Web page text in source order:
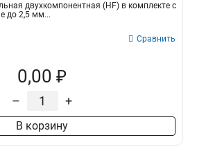
двухкомпонентная (HF) в комплекте с
до 2,5 мм...
Сравнить
0,00 ₽
– +
В корзину